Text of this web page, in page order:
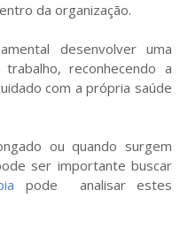
da organização.
desenvolver uma
reconhecendo a
com a própria saúde
ou quando surgem
ser importante buscar
pode analisar estes